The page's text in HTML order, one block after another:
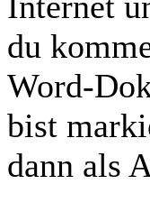
du
Word-
bist
dann als